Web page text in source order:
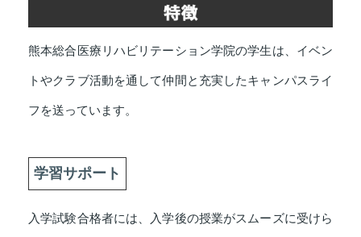
熊本総合医療リハビリテーション学院の学生は、イベン
トやクラブ活動を通して仲間と充実したキャンパスライ
フを送っています。
学習サポート
入学試験合格者には、入学後の授業がスムーズに受けら